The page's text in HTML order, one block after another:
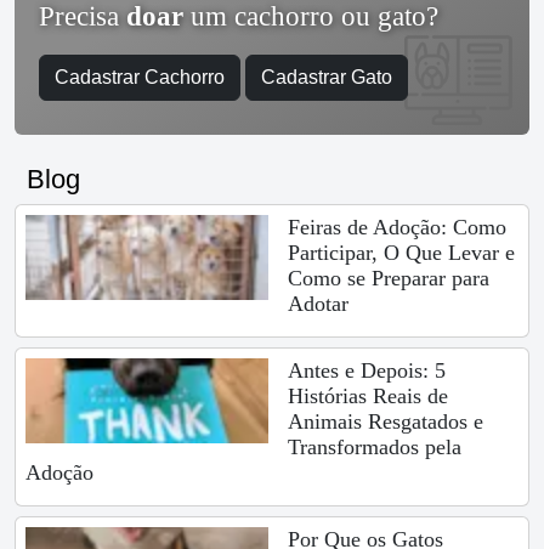
Precisa doar um cachorro ou gato?
Cadastrar Cachorro Cadastrar Gato
Blog
Feiras de Adoção: Como
Participar, O Que Levar e
Como se Preparar para
Adotar
Antes e Depois: 5
Histórias Reais de
Animais Resgatados e
Transformados pela
Adoção
Por Que os Gatos